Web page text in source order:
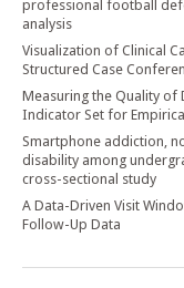
professional football
analysis
Visualization of Clinical
Structured Case
Measuring the Quality of
Indicator Set for
Smartphone addiction,
disability among
cross-sectional study
A Data-Driven Visit
Follow-Up Data